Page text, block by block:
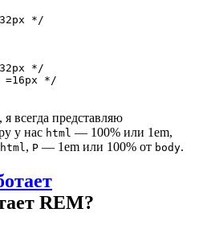
*/
*/
*/
всегда представляю
у нас html — 100% или 1em,
html , P — 1em или 100% от body.
REM?